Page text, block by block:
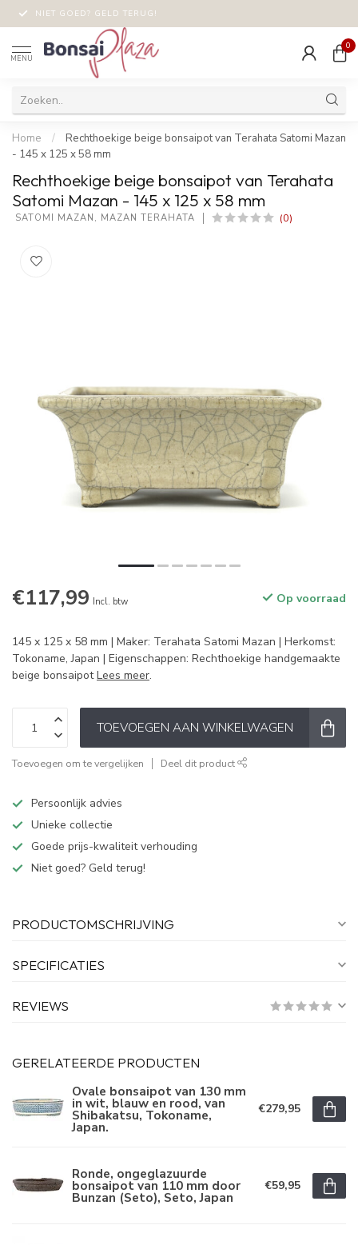
NIET GOED? GELD TERUG!
MENU
0
Home /
Rechthoekige beige bonsaipot van Terahata Satomi Mazan
- 145 x 125 x 58 mm
Rechthoekige beige bonsaipot van Terahata
Satomi Mazan - 145 x 125 x 58 mm
SATOMI MAZAN, MAZAN TERAHATA (0)
€117,99 Incl. btw Op voorraad
145 x 125 x 58 mm | Maker: Terahata Satomi Mazan | Herkomst:
Tokoname, Japan | Eigenschappen: Rechthoekige handgemaakte
beige bonsaipotLees meer.
TOEVOEGEN AAN WINKELWAGEN
Toevoegen om te vergelijken Deel dit product
Persoonlijk advies
Unieke collectie
Goede prijs-kwaliteit verhouding
Niet goed? Geld terug!
PRODUCTOMSCHRIJVING
SPECIFICATIES
REVIEWS
GERELATEERDE PRODUCTEN
Ovale bonsaipot van 130 mm
in wit, blauw en rood, van
Shibakatsu, Tokoname,
Japan.
€279,95
Ronde, ongeglazuurde
bonsaipot van 110 mm door
Bunzan (Seto), Seto, Japan
€59,95